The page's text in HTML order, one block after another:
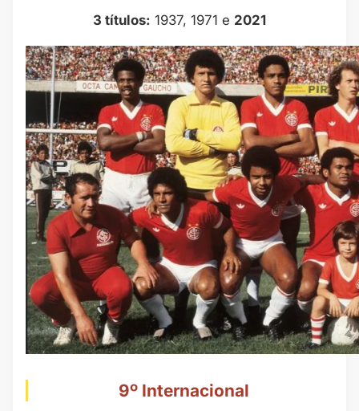
3 títulos: 1937, 1971 e 2021
9º Internacional